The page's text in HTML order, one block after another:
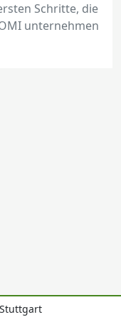
Schritte, die
unternehmen